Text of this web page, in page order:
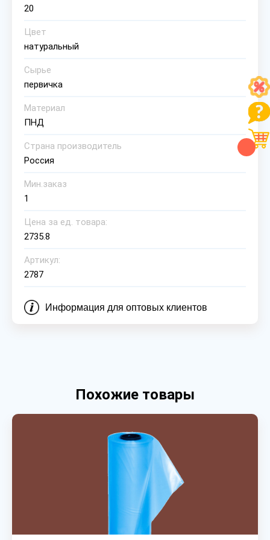
20
Цвет
натуральный
Сырье
первичка
Материал
ПНД
Страна производитель
Россия
Мин.заказ
1
Цена за ед. товара:
2735.8
Артикул:
2787
Информация для оптовых клиентов
Похожие товары